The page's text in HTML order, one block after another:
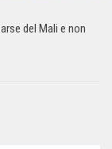
del Mali e non